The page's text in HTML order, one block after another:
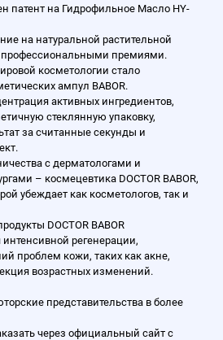
патент на Гидрофильное Масло HY-
на натуральной растительной
профессиональными премиями.
косметологии стало
ампул BABOR.
активных ингредиентов,
стеклянную упаковку,
за считанные секунды и
с дерматологами и
– космецевтика DOCTOR BABOR,
убеждает как косметологов, так и
DOCTOR BABOR
регенерации,
проблем кожи, таких как акне,
возрастных изменений.
представительства в более
через официальный сайт с